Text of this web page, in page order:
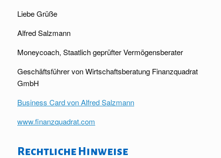
Liebe Grüße
Alfred Salzmann
Moneycoach, Staatlich geprüfter Vermögensberater
Geschäftsführer von Wirtschaftsberatung Finanzquadrat
GmbH
Business Card von Alfred Salzmann
www.finanzquadrat.com
Rechtliche Hinweise